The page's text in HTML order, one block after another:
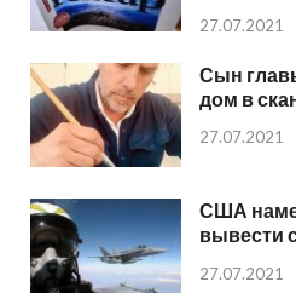
27.07.2021
Сын
дом в
27.07.2021
США
вывести
27.07.2021